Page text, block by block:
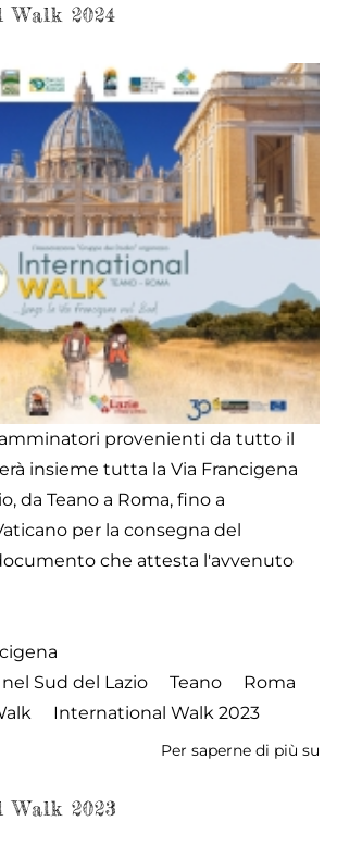
2024
provenienti da tutto il
insieme tutta la Via Francigena
da Teano a Roma, fino a
per la consegna del
che attesta l'avvenuto
Sud del Lazio
Teano
Roma
International Walk 2023
Per saperne di più su
2023